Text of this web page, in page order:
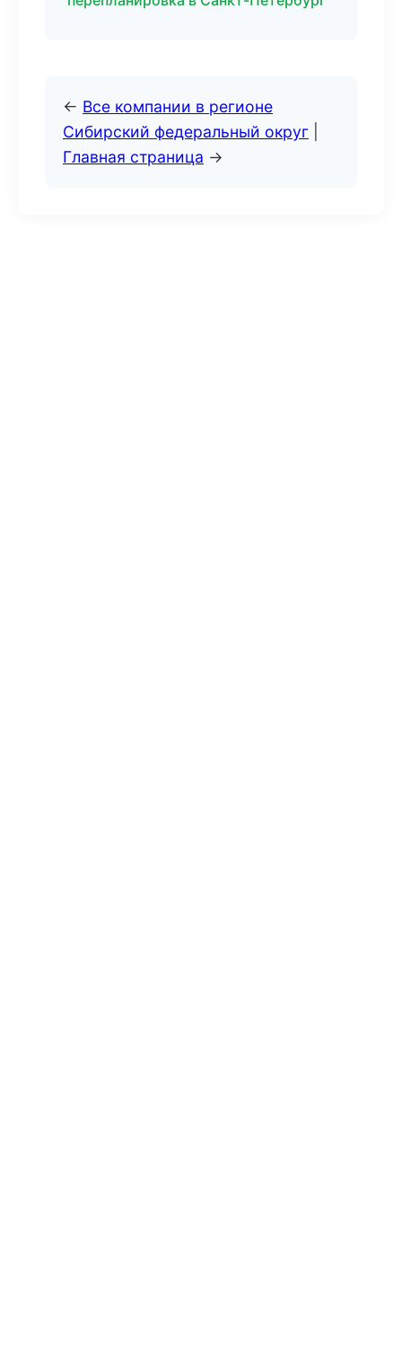
← Все компании в регионе
Сибирский федеральный округ
Главная страница →